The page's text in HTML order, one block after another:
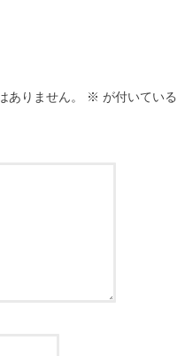
ありません。 ※ が付いている